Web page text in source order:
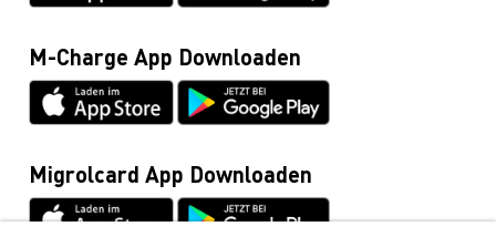
Cumulus-Infoline
Allgemeine Anfragen / Rund ums Fahrzeug
044 495 11 11
M-Charge App Downloaden
Migrolcard App Downloaden